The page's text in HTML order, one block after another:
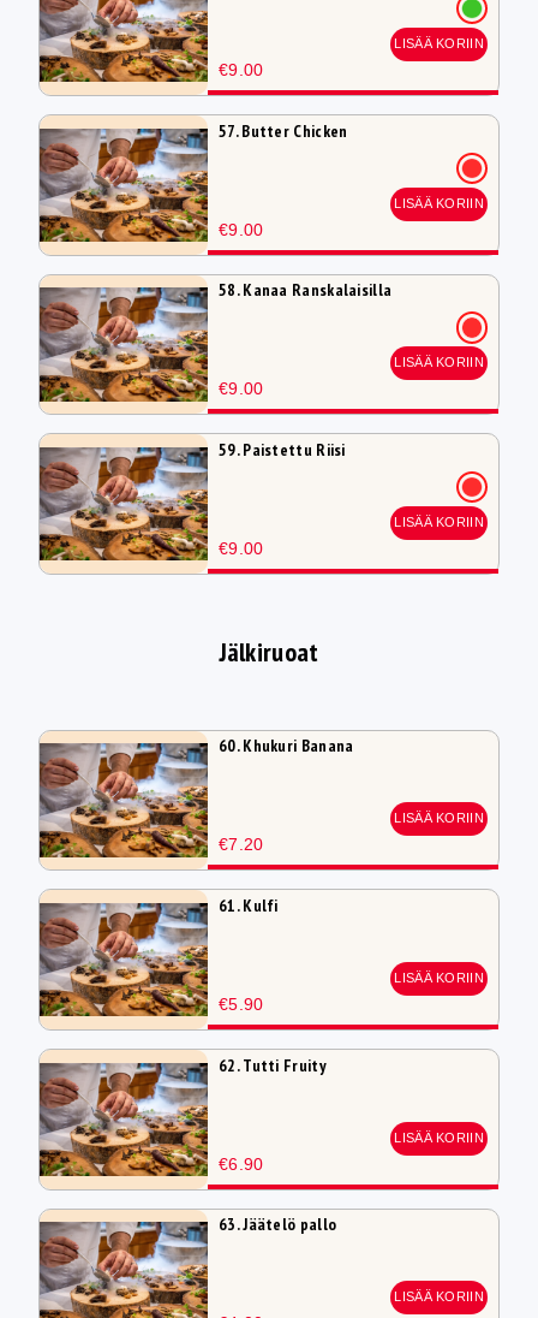
€9.00
LISÄÄ KORIIN
57. Butter Chicken
€9.00
LISÄÄ KORIIN
58. Kanaa Ranskalaisilla
€9.00
LISÄÄ KORIIN
59. Paistettu Riisi
€9.00
LISÄÄ KORIIN
Jälkiruoat
60. Khukuri Banana
€7.20
LISÄÄ KORIIN
61. Kulfi
€5.90
LISÄÄ KORIIN
62. Tutti Fruity
€6.90
LISÄÄ KORIIN
63. Jäätelö pallo
LISÄÄ KORIIN